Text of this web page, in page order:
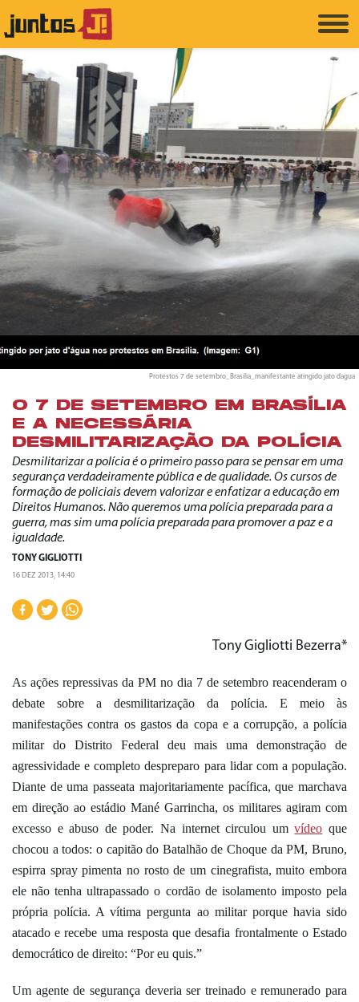
Protestos 7 de setembro_Brasilia_manifestante atingido jato dagua
O 7 DE SETEMBRO EM BRASÍLIA
E A NECESSÁRIA
DESMILITARIZAÇÃO DA POLÍCIA
Desmilitarizar a polícia é o primeiro passo para se pensar em uma
segurança verdadeiramente pública e de qualidade. Os cursos de
formação de policiais devem valorizar e enfatizar a educação em
Direitos Humanos. Não queremos uma polícia preparada para a
guerra, mas sim uma polícia preparada para promover a paz e a
igualdade.
TONY GIGLIOTTI
16 DEZ 2013, 14:40
Tony Gigliotti Bezerra*
As ações repressivas da PM no dia 7 de setembro reacenderam o
debate sobre a desmilitarização da polícia. E meio às
manifestações contra os gastos da copa e a corrupção, a polícia
militar do Distrito Federal deu mais uma demonstração de
agressividade e completo despreparo para lidar com a população.
Diante de uma passeata majoritariamente pacífica, que marchava
em direção ao estádio Mané Garrincha, os militares agiram com
excesso e abuso de poder. Na internet circulou umvídeo que
chocou a todos: o capitão do Batalhão de Choque da PM, Bruno,
espirra spray pimenta no rosto de um cinegrafista, muito embora
ele não tenha ultrapassado o cordão de isolamento imposto pela
própria polícia. A vítima pergunta ao militar porque havia sido
atacado e recebe uma resposta que desafia frontalmente o Estado
democrático de direito: “Por eu quis.”
Um agente de segurança deveria ser treinado e remunerado para